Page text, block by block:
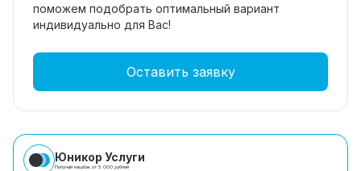
поможем подобрать оптимальный вариант
индивидуально для Вас!
Оставить заявку
Юникор Услуги
Получай кешбэк от 5 000 рублей